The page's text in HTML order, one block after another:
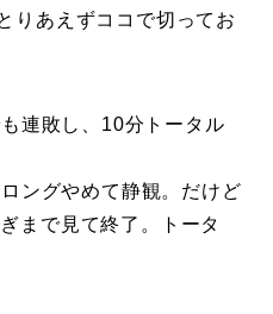
りあえずココで切ってお
連敗し、10分トータル
ングやめて静観。だけど
まで見て終了。トータ